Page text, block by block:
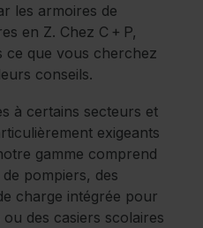
les armoires de
en Z. Chez C + P,
que vous cherchez
conseils.
à certains secteurs et
exigeants
gamme comprend
pompiers, des
charge intégrée pour
des casiers scolaires